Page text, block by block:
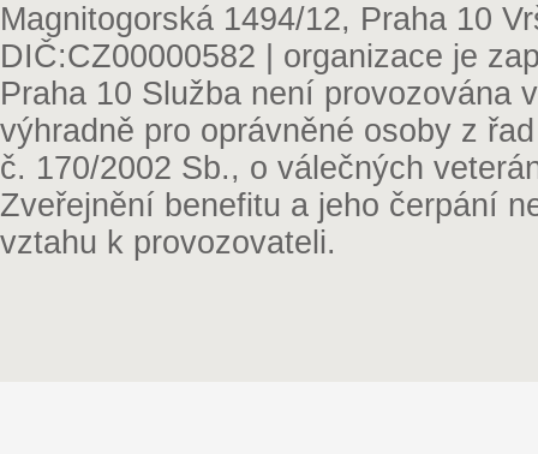
Magnitogorská 1494/12, Praha 10
DIČ:CZ00000582 | organizace je
Praha 10 Služba není provozována
výhradně pro oprávněné osoby z
č. 170/2002 Sb., o válečných
Zveřejnění benefitu a jeho čerpání
vztahu k provozovateli.